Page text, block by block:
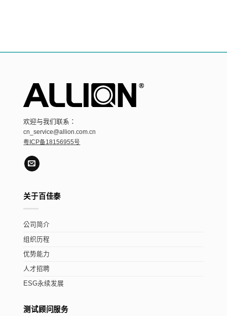
欢迎与我们联系：
cn_service@allion.com.cn
粤ICP备18156955号
关于百佳泰
公司简介
组织历程
优势能力
人才招聘
ESG永续发展
测试顾问服务